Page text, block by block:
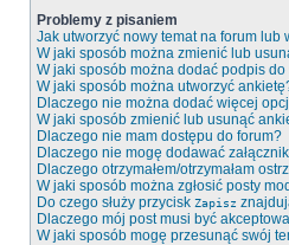
Problemy z pisaniem
Jak utworzyć nowy temat na forum lub
W jaki sposób można zmienić lub
W jaki sposób można dodać podpis
W jaki sposób można utworzyć
Dlaczego nie można dodać więcej
W jaki sposób zmienić lub usunąć
Dlaczego nie mam dostępu do forum?
Dlaczego nie mogę dodawać
Dlaczego otrzymałem/otrzymałam
W jaki sposób można zgłosić posty
Do czego służy przycisk Zapisz
Dlaczego mój post musi być
W jaki sposób mogę przesunąć swój